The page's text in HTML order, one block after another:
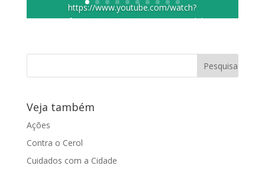
https://www.youtube.com/watch?
v=JfmaKtZW3QE Entrevista concedida
Veja também
Ações
Contra o Cerol
Cuidados com a Cidade